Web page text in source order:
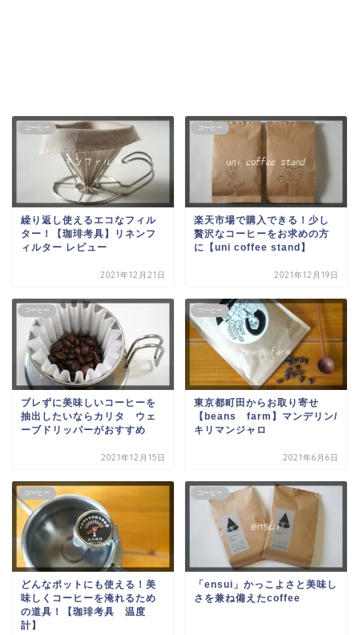
コーヒー
繰り返し使えるエコなフィル
ター！【珈琲考具】リネンフ
ィルター レビュー
2021年12月21日
コーヒー
楽天市場で購入できる！少し
贅沢なコーヒーをお求めの方
に【uni coffee stand】
2021年12月19日
コーヒー
ブレずに美味しいコーヒーを
抽出したいならカリタ ウェ
ーブドリッパーがおすすめ
2021年12月15日
コーヒー
東京都町田からお取り寄せ
【beans farm】マンデリン/
キリマンジャロ
2021年6月6日
コーヒー
どんなポットにも使える！美
味しくコーヒーを淹れるため
の道具！【珈琲考具 温度
計】
コーヒー
「ensui」かっこよさと美味し
さを兼ね備えたcoffee